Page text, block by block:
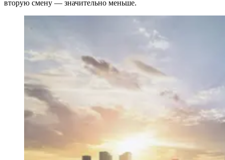
вторую смену — значительно меньше.